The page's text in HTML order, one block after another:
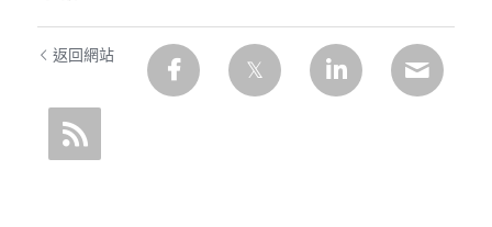
返回網站